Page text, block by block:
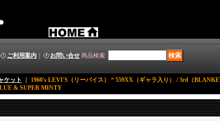
ご利用案内 お問い合せ 商品検索:
ケット
1960's LEVI'S（リーバイス） “ 559XX（ギャラ入り） / 3rd（
& SUPER MINTY